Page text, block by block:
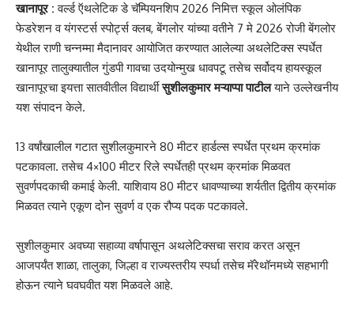
खानापूर : वर्ल्ड ऍथलेटिक डे चॅम्पियनशिप 2026 निमित्त स्कूल ओलंपिक
फेडरेशन व यंगस्टर्स स्पोर्ट्स क्लब, बेंगलोर यांच्या वतीने 7 मे 2026 रोजी बेंगलोर
येथील राणी चन्नम्मा मैदानावर आयोजित करण्यात आलेल्या अथलेटिक्स स्पर्धेत
खानापूर तालुक्यातील गुंडपी गावचा उदयोन्मुख धावपटू तसेच सर्वोदय हायस्कूल
खानापूरचा इयत्ता सातवीतील विद्यार्थीसुशीलकुमार मऱ्याप्पा पाटीलयाने उल्लेखनीय
यश संपादन केले.
13 वर्षांखालील गटात सुशीलकुमारने 80 मीटर हार्डल्स स्पर्धेत प्रथम क्रमांक
पटकावला. तसेच 4×100 मीटर रिले स्पर्धेतही प्रथम क्रमांक मिळवत
सुवर्णपदकाची कमाई केली. याशिवाय 80 मीटर धावण्याच्या शर्यतीत द्वितीय क्रमांक
मिळवत त्याने एकूण दोन सुवर्ण व एक रौप्य पदक पटकावले.
सुशीलकुमार अवघ्या सहाव्या वर्षापासून अथलेटिक्सचा सराव करत असून
आजपर्यंत शाळा, तालुका, जिल्हा व राज्यस्तरीय स्पर्धा तसेच मॅरेथॉनमध्ये सहभागी
होऊन त्याने घवघवीत यश मिळवले आहे.